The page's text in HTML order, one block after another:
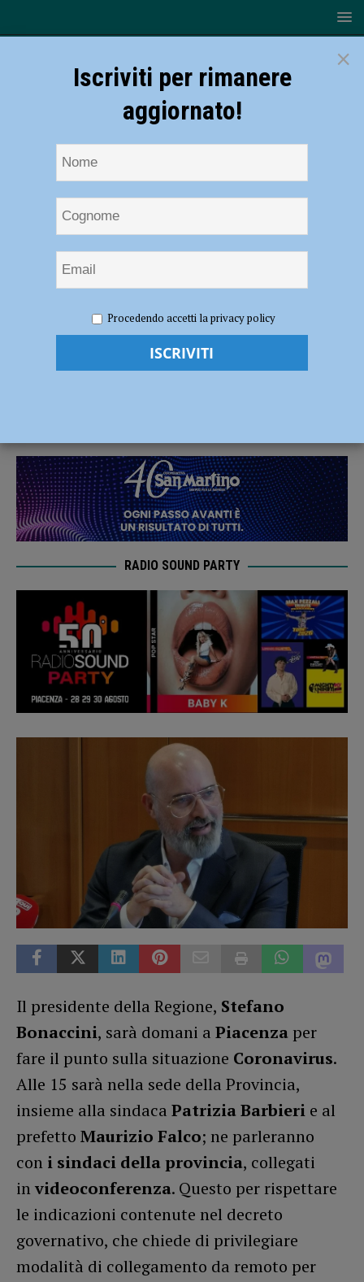
Bonaccini a Piacenza: incontra i sindaci in videoconferenza
Coronavirus, Bonaccini a Piacenza:
RADIO SOUND PARTY
Il presidente della Regione, Stefano
Bonaccini, sarà domani a Piacenza per
fare il punto sulla situazione Coronavirus.
Alle 15 sarà nella sede della Provincia,
insieme alla sindaca Patrizia Barbieri e al
prefetto Maurizio Falco; ne parleranno
con i sindaci della provincia, collegati
invideoconferenza. Questo per rispettare
le indicazioni contenute nel decreto
governativo, che chiede di privilegiare
modalità di collegamento da remoto per
×
Iscriviti per rimanere
aggiornato!
Procedendo accetti la privacy policy